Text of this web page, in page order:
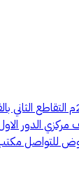
فله بالمهدية في المربع الذهبي
الاول -